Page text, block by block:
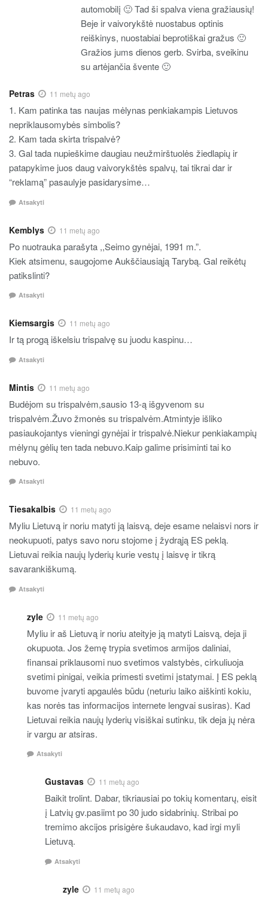
automobilį 🙂 Tad ši spalva viena gražiausių!
Beje ir vaivorykštė nuostabus optinis
reiškinys, nuostabiai beprotiškai gražus 🙂
Gražios jums dienos gerb. Svirba, sveikinu
su artėjančia švente 🙂
Petras 11 metų ago
1. Kam patinka tas naujas mėlynas penkiakampis Lietuvos
nepriklausomybės simbolis?
2. Kam tada skirta trispalvė?
3. Gal tada nupieškime daugiau neužmirštuolės žiedlapių ir
patapykime juos daug vaivorykštės spalvų, tai tikrai dar ir
“reklamą” pasaulyje pasidarysime…
Atsakyti
Kemblys 11 metų ago
Po nuotrauka parašyta ,,Seimo gynėjai, 1991 m.”.
Kiek atsimenu, saugojome Aukščiausiąją Tarybą. Gal reikėtų
patikslinti?
Atsakyti
Kiemsargis 11 metų ago
Ir tą progą iškelsiu trispalvę su juodu kaspinu…
Atsakyti
Mintis 11 metų ago
Budėjom su trispalvėm,sausio 13-ą išgyvenom su
trispalvėm.Žuvo žmonės su trispalvėm.Atmintyje išliko
pasiaukojantys vieningi gynėjai ir trispalvė.Niekur penkiakampių
mėlynų gėlių ten tada nebuvo.Kaip galime prisiminti tai ko
nebuvo.
Atsakyti
Tiesakalbis 11 metų ago
Myliu Lietuvą ir noriu matyti ją laisvą, deje esame nelaisvi nors ir
neokupuoti, patys savo noru stojome į žydrąją ES peklą.
Lietuvai reikia naujų lyderių kurie vestų į laisvę ir tikrą
savarankiškumą.
Atsakyti
zyle 11 metų ago
Myliu ir aš Lietuvą ir noriu ateityje ją matyti Laisvą, deja ji
okupuota. Jos žemę trypia svetimos armijos daliniai,
finansai priklausomi nuo svetimos valstybės, cirkuliuoja
svetimi pinigai, veikia primesti svetimi įstatymai. Į ES peklą
buvome įvaryti apgaulės būdu (neturiu laiko aiškinti kokiu,
kas norės tas informacijos internete lengvai susiras). Kad
Lietuvai reikia naujų lyderių visiškai sutinku, tik deja jų nėra
ir vargu ar atsiras.
Atsakyti
Gustavas 11 metų ago
Baikit trolint. Dabar, tikriausiai po tokių komentarų, eisit
į Latvių gv.pasiimt po 30 judo sidabrinių. Stribai po
tremimo akcijos prisigėre šukaudavo, kad irgi myli
Lietuvą.
Atsakyti
zyle 11 metų ago